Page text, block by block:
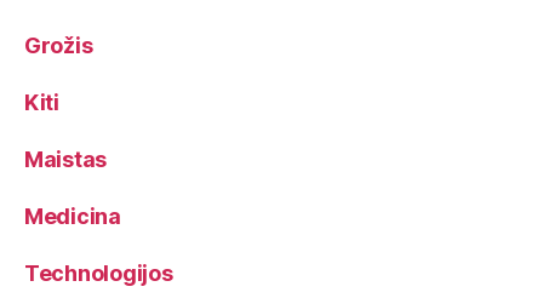
Grožis
Kiti
Maistas
Medicina
Technologijos